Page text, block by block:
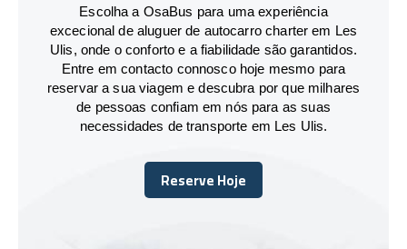
Escolha a OsaBus para uma experiência
excecional de aluguer de autocarro charter em Les
Ulis, onde o conforto e a fiabilidade são garantidos.
Entre em contacto connosco hoje mesmo para
reservar a sua viagem e descubra por que milhares
de pessoas confiam em nós para as suas
necessidades de transporte em Les Ulis.
Reserve Hoje
Reserve Hoje